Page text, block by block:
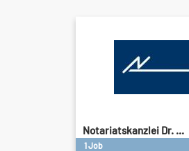
Notariatskanzlei Dr. ...
1 Job